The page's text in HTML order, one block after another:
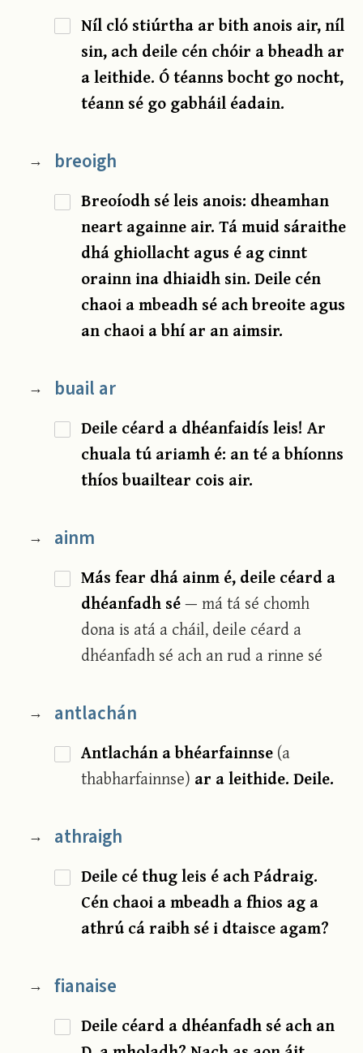
Níl cló stiúrtha ar bith anois air, níl
sin, ach deile cén chóir a bheadh ar
a leithide. Ó téanns bocht go nocht,
téann sé go gabháil éadain.
→ breoigh
Breoíodh sé leis anois: dheamhan
neart againne air. Tá muid sáraithe
dhá ghiollacht agus é ag cinnt
orainn ina dhiaidh sin. Deile cén
chaoi a mbeadh sé ach breoite agus
an chaoi a bhí ar an aimsir.
→ buail ar
Deile céard a dhéanfaidís leis! Ar
chuala tú ariamh é: an té a bhíonns
thíos buailtear cois air.
→ ainm
Más fear dhá ainm é, deile céard a
dhéanfadh sé— má tá sé chomh
dona is atá a cháil, deile céard a
dhéanfadh sé ach an rud a rinne sé
→ antlachán
Antlachán a bhéarfainnse(a
thabharfainnse) ar a leithide. Deile.
→ athraigh
Deile cé thug leis é ach Pádraig.
Cén chaoi a mbeadh a fhios ag a
athrú cá raibh sé i dtaisce agam?
→ fianaise
Deile céard a dhéanfadh sé ach an